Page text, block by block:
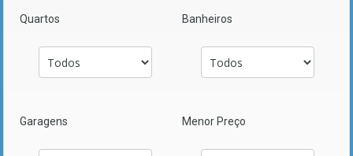
Quartos Banheiros
Garagens Menor Preço